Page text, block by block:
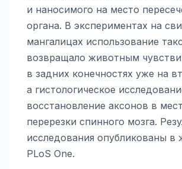
и наносимого на место
органа. В экспериментах на
мангалицах использование
возвращало животным
в задних конечностях уже на
а гистологическое
восстановление аксонов в
перерезки спинного мозга.
исследования опубликованы в
PLoS One.